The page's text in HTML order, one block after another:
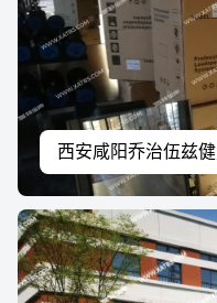
西安咸阳乔治伍兹
音响系统工程案例